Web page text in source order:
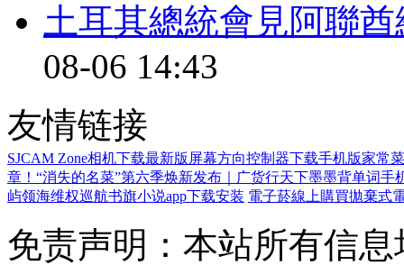
土耳其總統會見阿聯
08-06 14:43
友情链接
SJCAM Zone相机下载最新版 屏幕方向控制器下载手机版家常
章！“消失的名菜”第六季焕新发布｜广货行天下墨墨背单词手
屿领海维权巡航书旗小说app下载安装 電子菸線上購買拋棄式
免责声明：本站所有信